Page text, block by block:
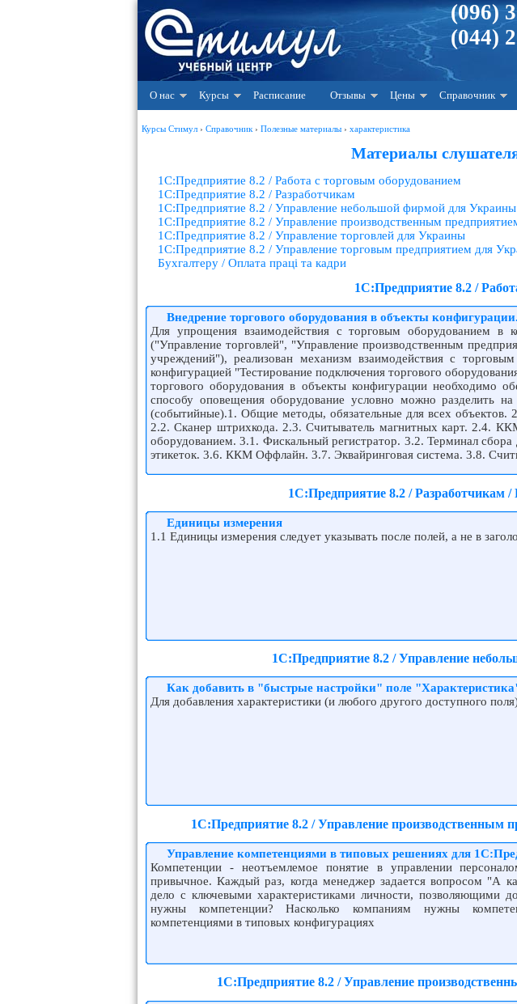
(096)
(044)
О нас Курсы Расписание Отзывы Цены Справочник
Курсы Стимул › Справочник › Полезные материалы › характеристика
Материалы
1С:Предприятие 8.2 / Работа с торговым оборудованием
1С:Предприятие 8.2 / Разработчикам
1С:Предприятие 8.2 / Управление небольшой фирмой для Украины
1С:Предприятие 8.2 / Управление производственным
1С:Предприятие 8.2 / Управление торговлей для Украины
1С:Предприятие 8.2 / Управление торговым предприятием для
Бухгалтеру / Оплата праці та кадри
1С:Предприятие 8.2 /
Внедрение торгового оборудования в объекты конфигурации.
Для упрощения взаимодействия с торговым оборудованием в
("Управление торговлей", "Управление производственным
учреждений"), реализован механизм взаимодействия с
конфигурацией "Тестирование подключения торгового
торгового оборудования в объекты конфигурации
способу оповещения оборудование условно можно разделить
(событийные).1. Общие методы, обязательные для всех
2.2. Сканер штрихкода. 2.3. Считыватель магнитных карт. 2.4.
оборудованием. 3.1. Фискальный регистратор. 3.2. Терминал
этикеток. 3.6. ККМ Оффлайн. 3.7. Эквайринговая система. 3.8.
1С:Предприятие 8.2 / Разработчикам /
Единицы измерения
1.1 Единицы измерения следует указывать после полей, а не в
1С:Предприятие 8.2 / Управление
Как добавить в "быстрые настройки" поле
Для добавления характеристики (и любого другого доступного
1С:Предприятие 8.2 / Управление производственным
Управление компетенциями в типовых решениях для
Компетенции - неотъемлемое понятие в управлении
привычное. Каждый раз, когда менеджер задается вопросом "А
дело с ключевыми характеристиками личности, позволяющими
нужны компетенции? Насколько компаниям нужны
компетенциями в типовых конфигурациях
1С:Предприятие 8.2 / Управление